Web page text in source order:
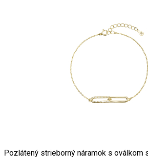
Pozlátený strieborný náramok s oválkom